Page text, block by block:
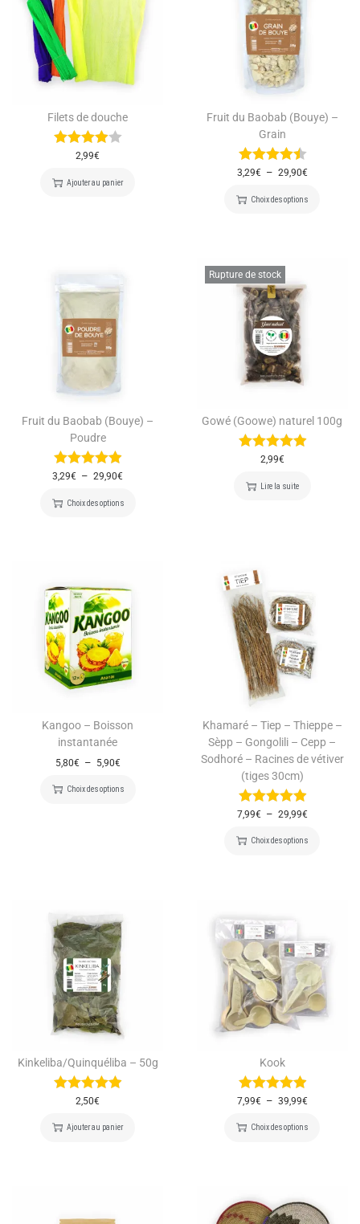
Filets de douche
2,99€
Ajouter au panier
Fruit du Baobab (Bouye) –
Grain
3,29€ – 29,90€
Choix des options
Fruit du Baobab (Bouye) –
Poudre
3,29€ – 29,90€
Choix des options
Rupture de stock
Gowé (Goowe) naturel 100g
2,99€
Lire la suite
Kangoo – Boisson
instantanée
5,80€ – 5,90€
Choix des options
Khamaré – Tiep – Thieppe –
Sèpp – Gongolili – Cepp –
Sodhoré – Racines de vétiver
(tiges 30cm)
7,99€ – 29,99€
Choix des options
Kinkeliba/Quinquéliba – 50g
2,50€
Ajouter au panier
Kook
7,99€ – 39,99€
Choix des options